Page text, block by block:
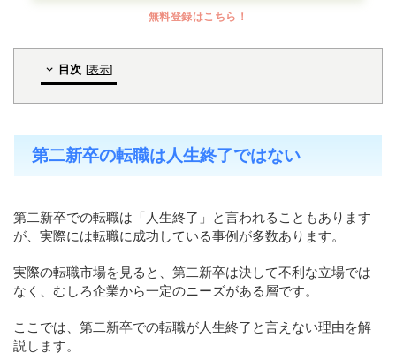
無料登録はこちら！
目次 [表示]
第二新卒の転職は人生終了ではない
第二新卒での転職は「人生終了」と言われることもあります
が、実際には転職に成功している事例が多数あります。
実際の転職市場を見ると、第二新卒は決して不利な立場では
なく、むしろ企業から一定のニーズがある層です。
ここでは、第二新卒での転職が人生終了と言えない理由を解
説します。